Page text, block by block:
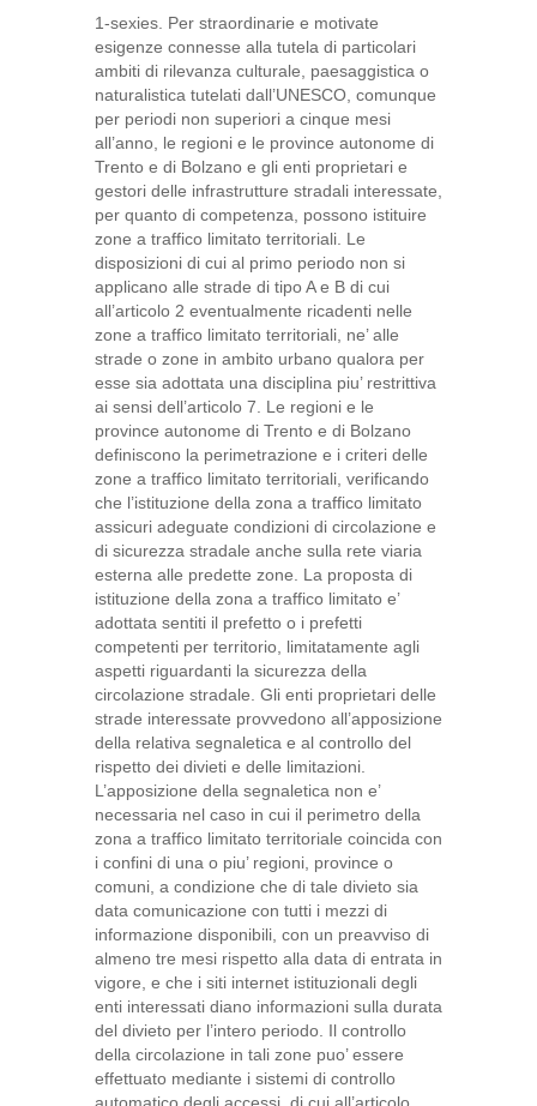
1-sexies. Per straordinarie e motivate
esigenze connesse alla tutela di particolari
ambiti di rilevanza culturale, paesaggistica o
naturalistica tutelati dall’UNESCO, comunque
per periodi non superiori a cinque mesi
all’anno, le regioni e le province autonome di
Trento e di Bolzano e gli enti proprietari e
gestori delle infrastrutture stradali interessate,
per quanto di competenza, possono istituire
zone a traffico limitato territoriali. Le
disposizioni di cui al primo periodo non si
applicano alle strade di tipo A e B di cui
all’articolo 2 eventualmente ricadenti nelle
zone a traffico limitato territoriali, ne’ alle
strade o zone in ambito urbano qualora per
esse sia adottata una disciplina piu’ restrittiva
ai sensi dell’articolo 7. Le regioni e le
province autonome di Trento e di Bolzano
definiscono la perimetrazione e i criteri delle
zone a traffico limitato territoriali, verificando
che l’istituzione della zona a traffico limitato
assicuri adeguate condizioni di circolazione e
di sicurezza stradale anche sulla rete viaria
esterna alle predette zone. La proposta di
istituzione della zona a traffico limitato e’
adottata sentiti il prefetto o i prefetti
competenti per territorio, limitatamente agli
aspetti riguardanti la sicurezza della
circolazione stradale. Gli enti proprietari delle
strade interessate provvedono all’apposizione
della relativa segnaletica e al controllo del
rispetto dei divieti e delle limitazioni.
L’apposizione della segnaletica non e’
necessaria nel caso in cui il perimetro della
zona a traffico limitato territoriale coincida con
i confini di una o piu’ regioni, province o
comuni, a condizione che di tale divieto sia
data comunicazione con tutti i mezzi di
informazione disponibili, con un preavviso di
almeno tre mesi rispetto alla data di entrata in
vigore, e che i siti internet istituzionali degli
enti interessati diano informazioni sulla durata
del divieto per l’intero periodo. Il controllo
della circolazione in tali zone puo’ essere
effettuato mediante i sistemi di controllo